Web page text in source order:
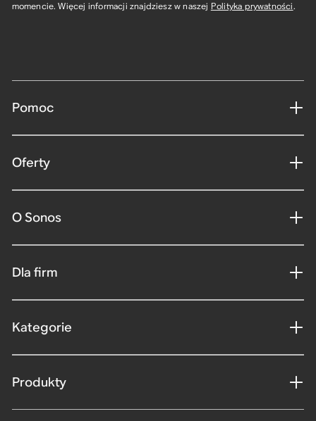
momencie. Więcej informacji znajdziesz w naszej Polityka prywatności.
Pomoc
Oferty
O Sonos
Dla firm
Kategorie
Produkty